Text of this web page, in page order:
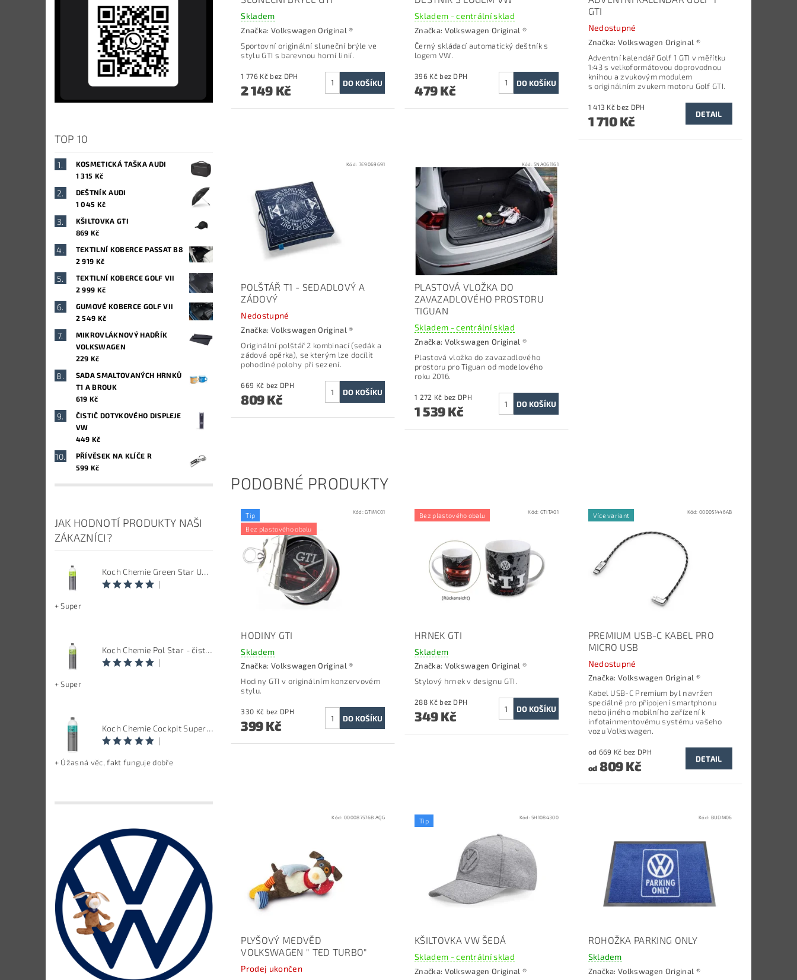
TOP 10
KOSMETICKÁ TAŠKA AUDI
1 315 Kč
DEŠTNÍK AUDI
1 045 Kč
KŠILTOVKA GTI
869 Kč
TEXTILNÍ KOBERCE PASSAT B8
2 919 Kč
TEXTILNÍ KOBERCE GOLF VII
2 999 Kč
GUMOVÉ KOBERCE GOLF VII
2 549 Kč
MIKROVLÁKNOVÝ HADŘÍK
VOLKSWAGEN
229 Kč
SADA SMALTOVANÝCH HRNKŮ
T1 A BROUK
619 Kč
ČISTIČ DOTYKOVÉHO DISPLEJE
VW
449 Kč
PŘÍVĚSEK NA KLÍČE R
599 Kč
JAK HODNOTÍ PRODUKTY NAŠI
ZÁKAZNÍCI?
Koch Chemie Green Star Univerzal - Univerzální čistič
|
+ Super
Koch Chemie Pol Star - čistič kůže, textilu a alcantary, objem 1 L
|
+ Super
Koch Chemie Cockpit Super Pflege - ošetření vnitřních plastů, objem: 1 L
|
+ Úžasná věc, fakt funguje dobře
Skladem
Značka: Volkswagen Original ®
Sportovní originální sluneční brýle ve
stylu GTI s barevnou horní linií.
1 776 Kč bez DPH
2 149 Kč
Skladem - centrální sklad
Značka: Volkswagen Original ®
Černý skládací automatický deštník s
logem VW.
396 Kč bez DPH
479 Kč
GTI
Nedostupné
Značka:Volkswagen Original ®
Adventní kalendář Golf 1 GTI v měřítku
1:43 s velkoformátovou doprovodnou
knihou a zvukovým modulem
soriginálním zvukem motoru Golf GTI.
1 413 Kč bez DPH
1 710 Kč DETAIL
Kód: 7E9069691
POLŠTÁŘ T1 - SEDADLOVÝ A
ZÁDOVÝ
Nedostupné
Značka: Volkswagen Original ®
Originální polštář 2 kombinací (sedák a
zádová opěrka), se kterým lze docílit
pohodlné polohy při sezení.
669 Kč bez DPH
809 Kč
Kód:5NA061161
PLASTOVÁ VLOŽKA DO
ZAVAZADLOVÉHO PROSTORU
TIGUAN
Skladem - centrální sklad
Značka: Volkswagen Original ®
Plastová vložka do zavazadlového
prostoru pro Tiguan od modelového
roku 2016.
1 272 Kč bez DPH
1 539 Kč
PODOBNÉ PRODUKTY
Tip
Bez plastového obalu
Kód:GTIMC01
HODINY GTI
Skladem
Značka: Volkswagen Original ®
Hodiny GTI v originálním konzervovém
stylu.
330 Kč bez DPH
399 Kč
Bez plastového obalu Kód: GTITA01
HRNEK GTI
Skladem
Značka: Volkswagen Original ®
Stylový hrnek v designu GTI.
288 Kč bez DPH
349 Kč
Více variant Kód:000051446AB
PREMIUM USB-C KABEL PRO
MICRO USB
Nedostupné
Značka:Volkswagen Original ®
Kabel USB-C Premium byl navržen
speciálně pro připojení smartphonu
nebo jiného mobilního zařízení k
infotainmentovému systému vašeho
vozu Volkswagen.
od 669 Kč bez DPH
od809 Kč DETAIL
Kód: 000087576B AQG
PLYŠOVÝ MEDVĚD
VOLKSWAGEN " TED TURBO"
Prodej ukončen
Tip Kód:5H1084300
KŠILTOVKA VW ŠEDÁ
Skladem - centrální sklad
Značka: Volkswagen Original ®
Kód: BUDM06
ROHOŽKA PARKING ONLY
Skladem
Značka:Volkswagen Original ®